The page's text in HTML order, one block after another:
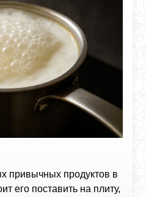
привычных продуктов в
его поставить на плиту,